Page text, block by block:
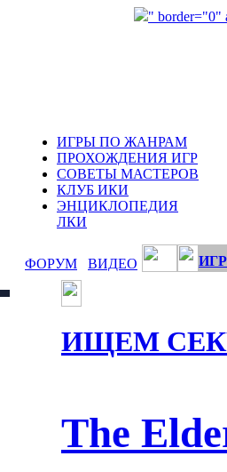
" border="0"
ИГРЫ ПО ЖАНРАМ
ПРОХОЖДЕНИЯ ИГР
СОВЕТЫ МАСТЕРОВ
КЛУБ ИКИ
ЭНЦИКЛОПЕДИЯ
ЛКИ
ФОРУМ ВИДЕО
ИЩЕМ
The